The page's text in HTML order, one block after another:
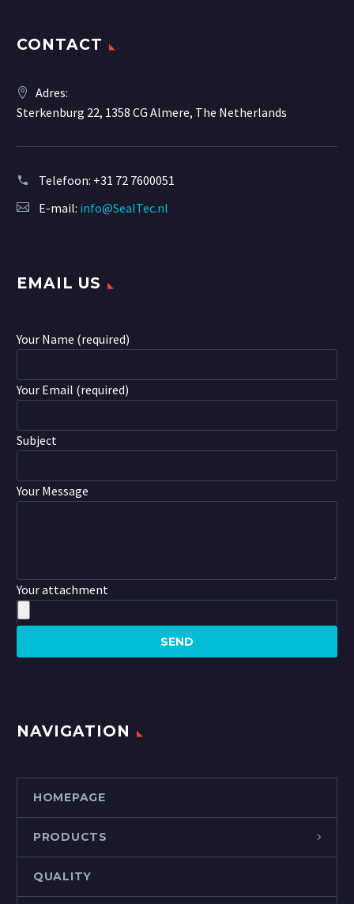
CONTACT
Adres:
Sterkenburg 22, 1358 CG Almere, The Netherlands
Telefoon: +31 72 7600051
E-mail: info@SealTec.nl
EMAIL US
Your Name (required)
Your Email (required)
Subject
Your Message
Your attachment
NAVIGATION
HOMEPAGE
PRODUCTS
QUALITY